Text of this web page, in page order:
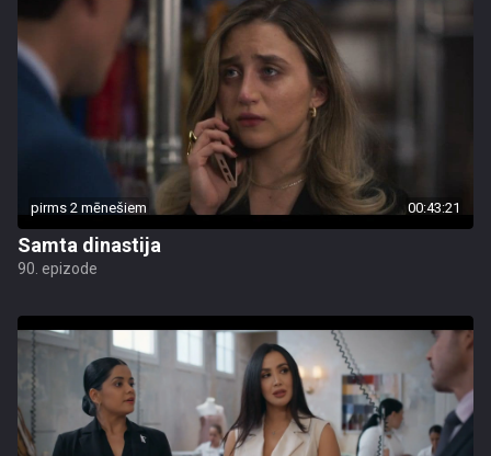
pirms 2 mēnešiem 00:43:21
Samta dinastija
90. epizode